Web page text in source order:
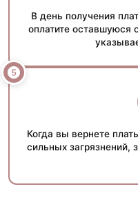
В день получения
оплатите оставшуюся
Когда вы вернете
сильных загрязнений,